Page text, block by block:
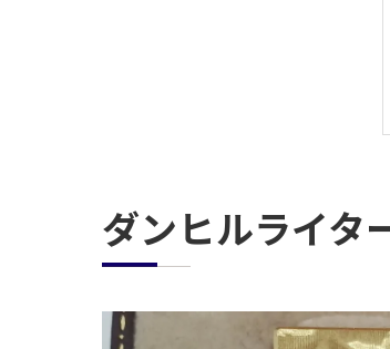
ダンヒルライタ